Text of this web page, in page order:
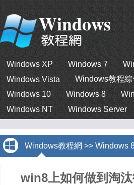
Windows XP Windows 7
Windows Vista
Windows教程綜
Windows 10
Windows 8
Windows NT
Windows Server
Windows教程網 >> Windows
win8上如何做到淘